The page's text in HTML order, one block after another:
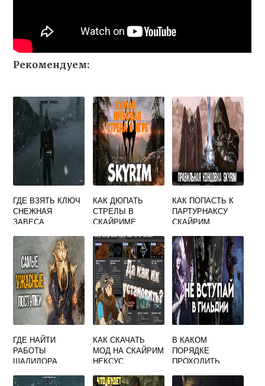
Рекомендуем:
ГДЕ ВЗЯТЬ КЛЮЧ
СНЕЖНАЯ
ЗАВЕСА
КАК ДЮПАТЬ
СТРЕЛЫ В
СКАЙРИМЕ
КАК ПОПАСТЬ К
ПАРТУРНАКСУ
СКАЙРИМ
ГДЕ НАЙТИ
РАБОТЫ
ШАЛИДОРА
КАК СКАЧАТЬ
МОД НА СКАЙРИМ
НЕКСУС
В КАКОМ
ПОРЯДКЕ
ПРОХОДИТЬ